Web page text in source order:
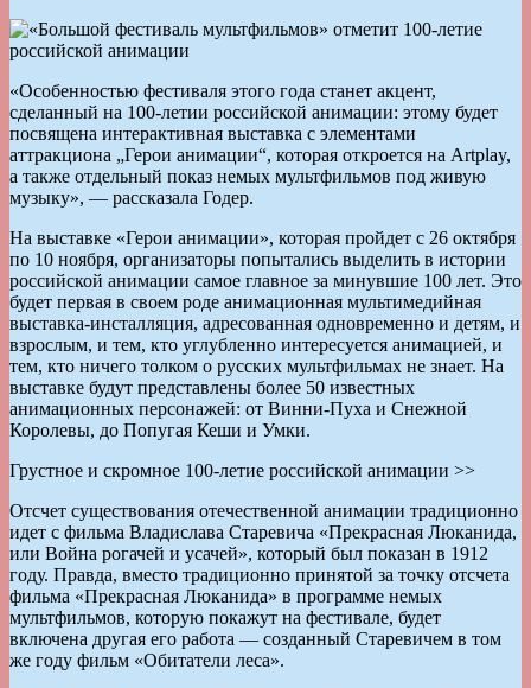
«Особенностью фестиваля этого года станет акцент,
сделанный на 100-летии российской анимации: этому будет
посвящена интерактивная выставка с элементами
аттракциона „Герои анимации“, которая откроется на Artplay,
а также отдельный показ немых мультфильмов под живую
музыку», — рассказала Годер.
На выставке «Герои анимации», которая пройдет с 26 октября
по 10 ноября, организаторы попытались выделить в истории
российской анимации самое главное за минувшие 100 лет. Это
будет первая в своем роде анимационная мультимедийная
выставка-инсталляция, адресованная одновременно и детям, и
взрослым, и тем, кто углубленно интересуется анимацией, и
тем, кто ничего толком о русских мультфильмах не знает. На
выставке будут представлены более 50 известных
анимационных персонажей: от Винни-Пуха и Снежной
Королевы, до Попугая Кеши и Умки.
Грустное и скромное 100-летие российской анимации >>
Отсчет существования отечественной анимации традиционно
идет с фильма Владислава Старевича «Прекрасная Люканида,
или Война рогачей и усачей», который был показан в 1912
году. Правда, вместо традиционно принятой за точку отсчета
фильма «Прекрасная Люканида» в программе немых
мультфильмов, которую покажут на фестивале, будет
включена другая его работа — созданный Старевичем в том
же году фильм «Обитатели леса».